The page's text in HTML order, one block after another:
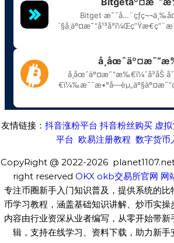
友情链接： 抖音涨粉平台 抖音粉丝购买 虚
平台 欧易注册教程 数字货币
CopyRight @ 2022-2026
right reserved OKX okb交易所官网 网
专注币圈新手入门知识普及，提供系统的
币学习教程，涵盖基础知识讲解、炒币实操
内容由行业资深从业者编写，从零开始带
辑，支持在线学习、资料下载，助力新手